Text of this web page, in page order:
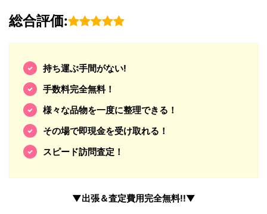
総合評価:
持ち運ぶ手間がない!
手数料完全無料！
様々な品物を一度に整理できる！
その場で即現金を受け取れる！
スピード訪問査定！
▼出張＆査定費用完全無料!!▼